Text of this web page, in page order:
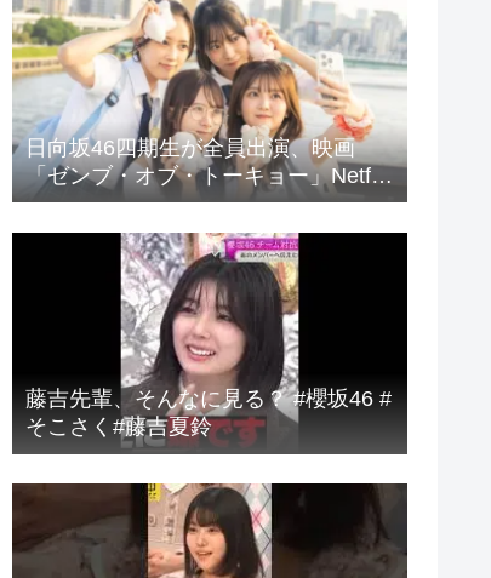
日向坂46四期生が全員出演、映画
「ゼンブ・オブ・トーキョー」Netflix
で配信
藤吉先輩、そんなに見る？ #櫻坂46 #
そこさく#藤吉夏鈴